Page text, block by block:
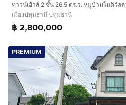
เมืองปทุมธานี ปทุมธานี
฿ 2,800,000
PREMIUM